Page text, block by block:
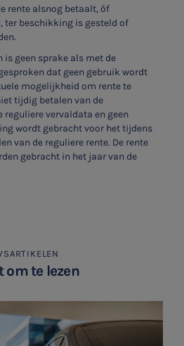
rente alsnog betaalt, óf
ter beschikking is gesteld of
is geen sprake als met de
dat geen gebruik wordt
mogelijkheid om rente te
tijdig betalen van de
reguliere vervaldata en geen
wordt gebracht voor het tijdens
van de reguliere rente. De rente
gebracht in het jaar van de
om te lezen